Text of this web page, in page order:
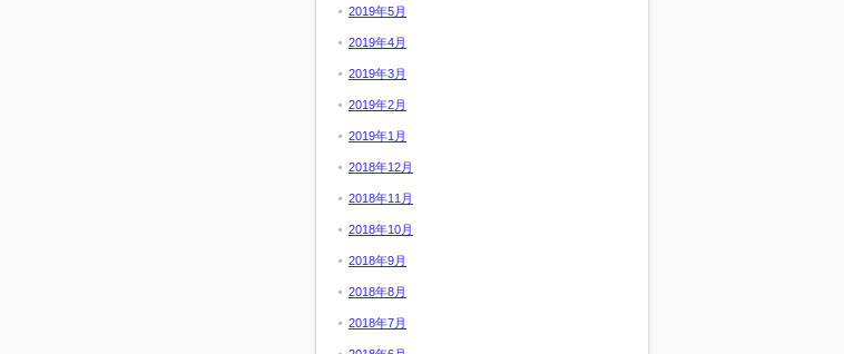
2019年5月
2019年4月
2019年3月
2019年2月
2019年1月
2018年12月
2018年11月
2018年10月
2018年9月
2018年8月
2018年7月